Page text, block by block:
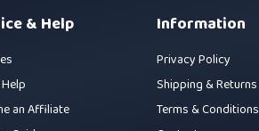
& Help
an Affiliate
Information
Privacy Policy
Shipping & Returns
Terms & Conditions